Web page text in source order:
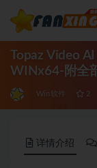
Topaz Video
WINx64-附全
Win软件 2
详情介绍